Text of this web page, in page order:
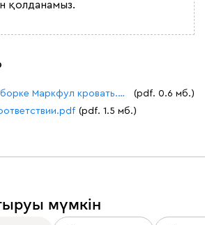
қолданамыз.
Инструкция по сборке Маркфул кровать.pdf
(pdf. 0.6 мб.)
(pdf. 1.5 мб.)
мүмкін